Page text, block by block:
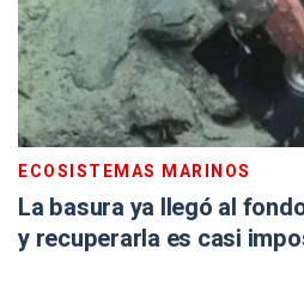
ECOSISTEMAS MARINOS
La basura ya llegó al
y recuperarla es casi